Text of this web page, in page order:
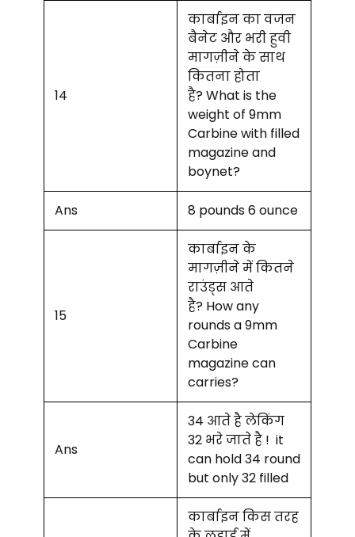
14
कार्बाइन का वजन
बैनेट और भरी हुवी
मागज़ीने के साथ
कितना होता
है? What is the
weight of 9mm
Carbine with filled
magazine and
boynet?
Ans 8 pounds 6 ounce
15
कार्बाइन के
मागज़ीने में कितने
राउंड्स आते
है? How any
rounds a 9mm
Carbine
magazine can
carries?
Ans
34 आते है लेकिंग
32 भरे जाते है ! it
can hold 34 round
but only 32 filled
कार्बाइन किस तरह